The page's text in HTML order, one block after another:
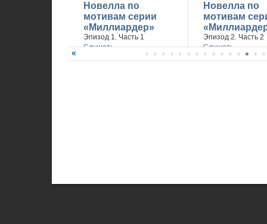
Новелла по
мотивам серии
«Миллиардер»
Эпизод 1. Часть 1
Слушать
Новелла по
мотивам
Эпизод 2. Часть 2
Слушать